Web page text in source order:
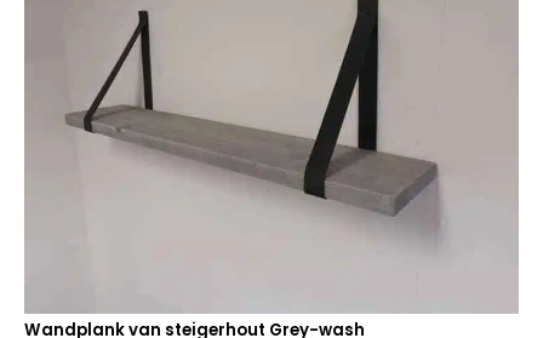
Wandplank van steigerhout Grey-wash